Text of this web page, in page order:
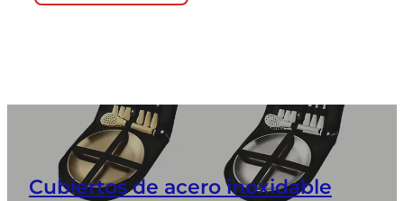
Cubiertos de acero inoxidable